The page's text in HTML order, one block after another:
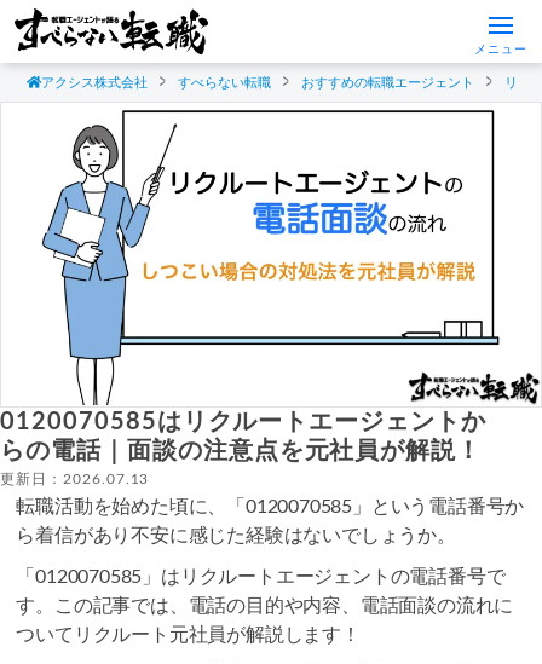
メニュー
アクシス株式会社 すべらない転職 おすすめの転職エージェント リク
0120070585はリクルートエージェントか
らの電話｜面談の注意点を元社員が解説！
更新日：2026.07.13
転職活動を始めた頃に、「0120070585」という電話番号か
ら着信があり不安に感じた経験はないでしょうか。
「0120070585」はリクルートエージェントの電話番号で
す。この記事では、電話の目的や内容、電話面談の流れに
ついてリクルート元社員が解説します！